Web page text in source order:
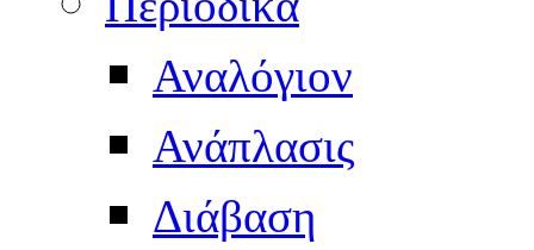
Αναλόγιον
Ανάπλασις
Διάβαση